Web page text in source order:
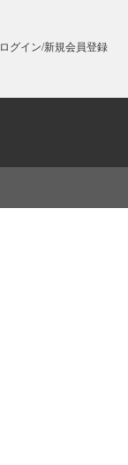
ログイン/新規会員登録